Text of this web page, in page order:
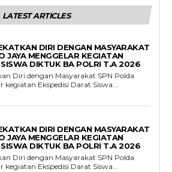
LATEST ARTICLES
DIRI DENGAN MASYARAKAT
JAYA MENGGELAR KEGIATAN
DIKTUK BA POLRI T.A 2026
Diri dengan Masyarakat SPN Polda
kegiatan Ekspedisi Darat Siswa...
DIRI DENGAN MASYARAKAT
JAYA MENGGELAR KEGIATAN
DIKTUK BA POLRI T.A 2026
Diri dengan Masyarakat SPN Polda
kegiatan Ekspedisi Darat Siswa...